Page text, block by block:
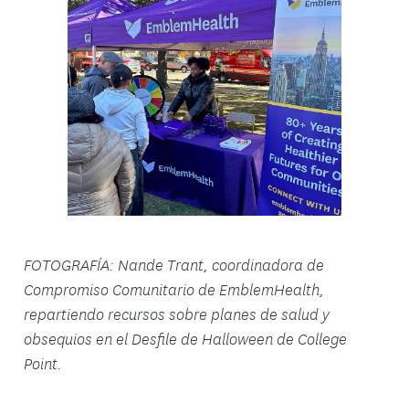
FOTOGRAFÍA: Nande Trant, coordinadora de
Compromiso Comunitario de EmblemHealth,
repartiendo recursos sobre planes de salud y
obsequios en el Desfile de Halloween de College
Point.